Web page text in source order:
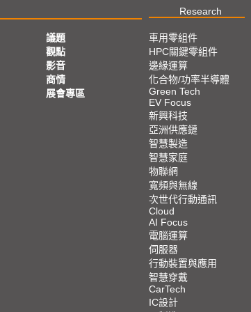
Research
議題
觀點
影音
商情
展會專區
車用零組件
HPC關鍵零組件
邊緣運算
化合物/功率半導體
Green Tech
EV Focus
新興科技
亞洲供應鏈
智慧製造
智慧家庭
物聯網
寬頻與無線
次世代行動通訊
Cloud
AI Focus
電腦運算
伺服器
行動裝置與應用
智慧穿戴
CarTech
IC設計